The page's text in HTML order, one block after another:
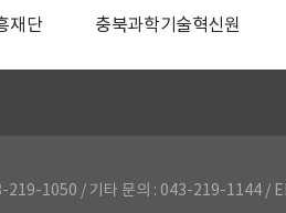
재단 충북과학기술혁신원
219-1050 / 기타 문의 : 043-219-1144